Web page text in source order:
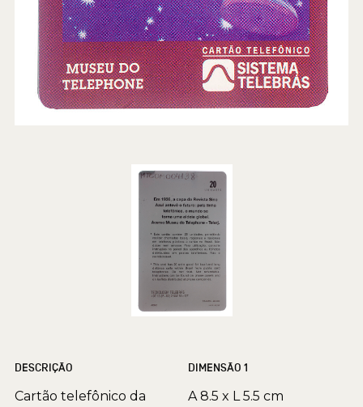
DESCRIÇÃO
Cartão telefônico da
DIMENSÃO 1
A 8.5 x L 5.5 cm